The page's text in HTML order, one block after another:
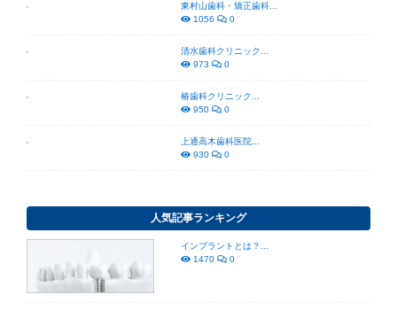
東村山歯科・矯正歯科...
1056
0
清水歯科クリニック...
973
0
椿歯科クリニック...
950
0
上通高木歯科医院...
930
0
人気記事ランキング
インプラントとは？...
1470
0